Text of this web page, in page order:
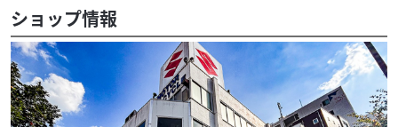
ショップ情報